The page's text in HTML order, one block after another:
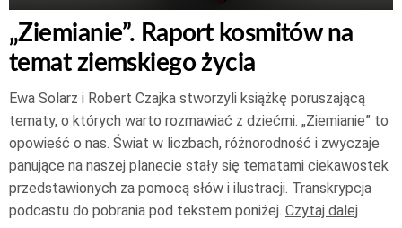
„Ziemianie”. Raport kosmitów na
temat ziemskiego życia
Ewa Solarz i Robert Czajka stworzyli książkę poruszającą
tematy, o których warto rozmawiać z dziećmi. „Ziemianie” to
opowieść o nas. Świat w liczbach, różnorodność i zwyczaje
panujące na naszej planecie stały się tematami ciekawostek
przedstawionych za pomocą słów i ilustracji. Transkrypcja
podcastu do pobrania pod tekstem poniżej. Czytaj dalej